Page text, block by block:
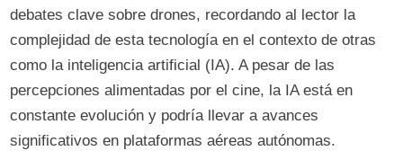
debates clave sobre drones, recordando al lector la
complejidad de esta tecnología en el contexto de otras
como la inteligencia artificial (IA). A pesar de las
percepciones alimentadas por el cine, la IA está en
constante evolución y podría llevar a avances
significativos en plataformas aéreas autónomas.